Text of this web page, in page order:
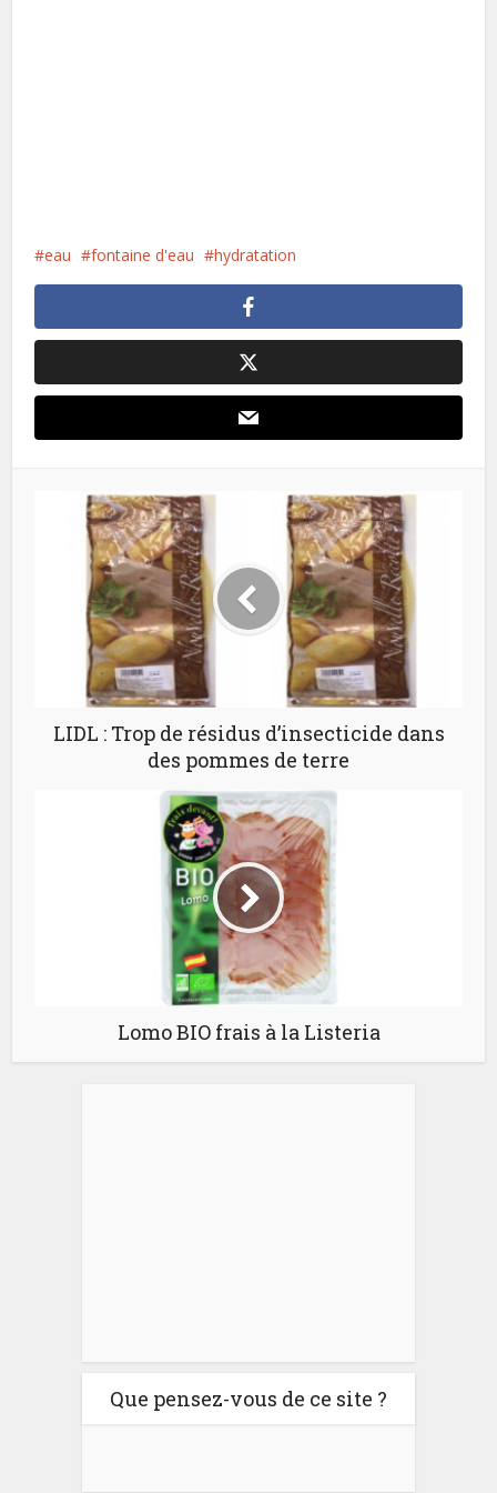
eau fontaine d'eau hydratation
LIDL : Trop de résidus d’insecticide dans
des pommes de terre
Lomo BIO frais à la Listeria
Que pensez-vous de ce site ?